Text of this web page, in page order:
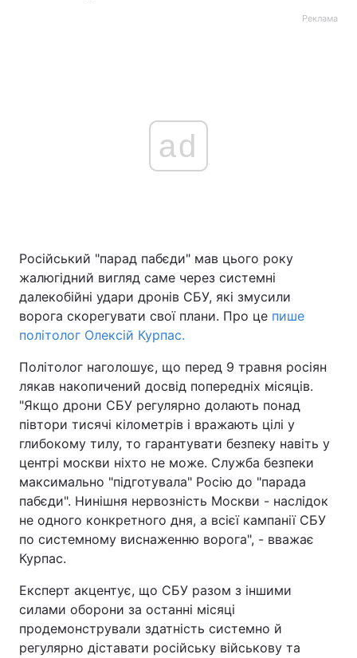
Економіка Світ
Спорт Наука
Зброя Інциденти
Здоров'я Туризм
Цікавинки Погода
Екологія Регіони
Лонгріди
Інтерв'ю Думки
Архів Вакансії
Реклама
ad
Російський "парад пабєди" мав цього року
жалюгідний вигляд саме через системні
далекобійні удари дронів СБУ, які змусили
ворога скорегувати свої плани. Про це пише
політолог Олексій Курпас.
Політолог наголошує, що перед 9 травня росіян
лякав накопичений досвід попередніх місяців.
"Якщо дрони СБУ регулярно долають понад
півтори тисячі кілометрів і вражають цілі у
глибокому тилу, то гарантувати безпеку навіть у
центрі москви ніхто не може. Служба безпеки
максимально "підготувала" Росію до "парада
пабєди". Нинішня нервозність Москви - наслідок
не одного конкретного дня, а всієї кампанії СБУ
по системному виснаженню ворога", - вважає
Курпас.
Експерт акцентує, що СБУ разом з іншими
силами оборони за останні місяці
продемонстрували здатність системно й
регулярно діставати російську військову та